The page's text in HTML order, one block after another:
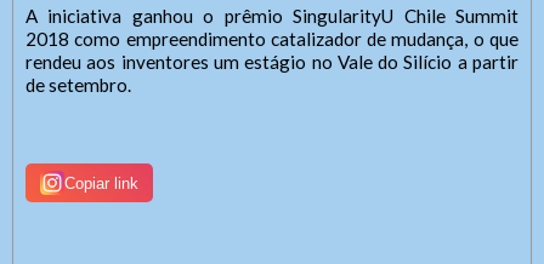
A iniciativa ganhou o prêmio SingularityU Chile Summit
2018 como empreendimento catalizador de mudança, o que
rendeu aos inventores um estágio no Vale do Silício a partir
de setembro.
Copiar link